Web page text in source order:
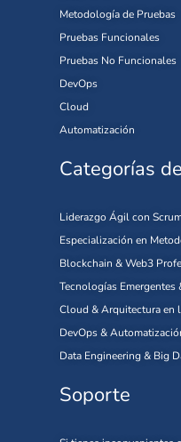
Metodología de Pruebas
Pruebas Funcionales
Pruebas No Funcionales
DevOps
Cloud
Automatización
Categorías
Liderazgo Ágil con
Especialización en
Blockchain & Web3
Tecnologías Emergentes
Cloud & Arquitectura en
DevOps &
Data Engineering & Big
Soporte